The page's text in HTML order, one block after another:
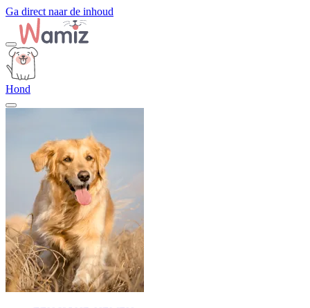
Ga direct naar de inhoud
Hond